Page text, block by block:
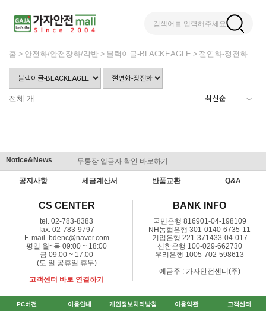
검색어를 입력해주세요
홈 안전화/안전장화/각반 블랙이글-BLACKEAGLE 절연화-정전화
전체 개
Notice&News 무통장 입금자 확인 바로하기
공지사항 세금계산서 반품교환 Q&A
CS CENTER
tel. 02-783-8383
fax. 02-783-9797
E-mail. bdenc@naver.com
평일 월~목 09:00 ~ 18:00
금 09:00 ~ 17:00
(토.일.공휴일 휴무)
고객센터 바로 연결하기
BANK INFO
국민은행 816901-04-198109
NH농협은행 301-0140-6735-11
기업은행 221-371433-04-017
신한은행 100-029-662730
우리은행 1005-702-598613
예금주 : 가자안전센터(주)
PC버전 이용안내 개인정보처리방침 이용약관 고객센터